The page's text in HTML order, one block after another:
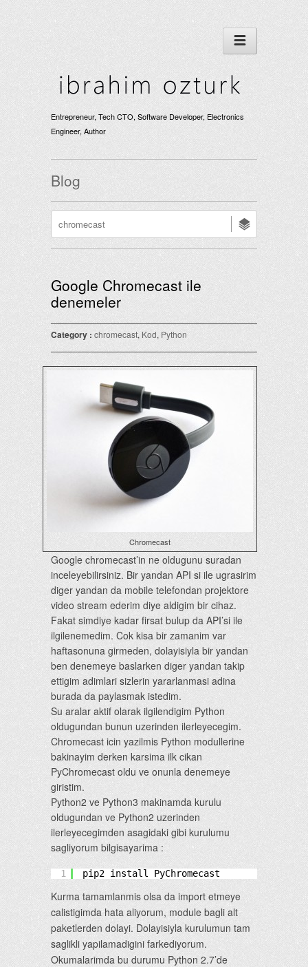
Entrepreneur, Tech CTO, Software Developer, Electronics
Engineer, Author
Blog
Google Chromecast ile
denemeler
Category : chromecast, Kod, Python
Chromecast
Google chromecast’in ne oldugunu suradan
inceleyebilirsiniz. Bir yandan API si ile ugrasirim
diger yandan da mobile telefondan projektore
video stream ederim diye aldigim bir cihaz.
Fakat simdiye kadar firsat bulup da API’si ile
ilgilenemedim. Cok kisa bir zamanim var
haftasonuna girmeden, dolayisiyla bir yandan
ben denemeye baslarken diger yandan takip
ettigim adimlari sizlerin yararlanmasi adina
burada da paylasmak istedim.
Su aralar aktif olarak ilgilendigim Python
oldugundan bunun uzerinden ilerleyecegim.
Chromecast icin yazilmis Python modullerine
bakinayim derken karsima ilk cikan
PyChromecast oldu ve onunla denemeye
giristim.
Python2 ve Python3 makinamda kurulu
oldugundan ve Python2 uzerinden
ilerleyecegimden asagidaki gibi kurulumu
sagliyorum bilgisayarima :
1 pip2 install PyChromecast
Kurma tamamlanmis olsa da import etmeye
calistigimda hata aliyorum, module bagli alt
paketlerden dolayi. Dolayisiyla kurulumun tam
saglikli yapilamadigini farkediyorum.
Okumalarimda bu durumu Python 2.7’de